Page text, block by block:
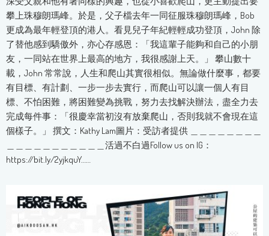
攀上珠穆朗瑪峰。於是，父子檔去年一同征服珠穆朗瑪峰，Bob
更成為最年輕登頂的港人。看見兒子年紀輕輕成功登頂，John 除
了替他感到驕傲外，亦心存感恩：「我這輩子能夠和自己的小朋
友，一同站在世界上最高的地方，我很感謝上天。」 攀山數十
載，John 常常說，人生和爬山其實很相似。無論做什麼事，都要
有目標、有計劃、一步一步去實行，而爬山可以讓一個人有目
標、不怕困難，將困難變為挑戰，努力去找解決辦法，盡全力去
完成每件事：「很慶幸當初沒有放棄爬山，否則我就不會現在這
個樣子。」 撰文：Kathy Lam圖片：受訪者提供 ＿＿＿＿＿＿＿＿
＿＿＿＿＿＿＿＿＿＿＿活過不白過Follow us on IG：
https://bit.ly/2yjkquY……